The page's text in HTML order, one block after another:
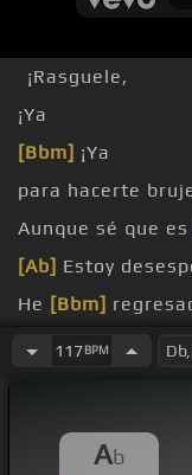
¡Rasguele,
¡Ya
[Bbm] ¡Ya
para hacerte
Aunque sé que es
[Ab] Estoy
He [Bbm]
plegaria ha sido
117BPM
Ab